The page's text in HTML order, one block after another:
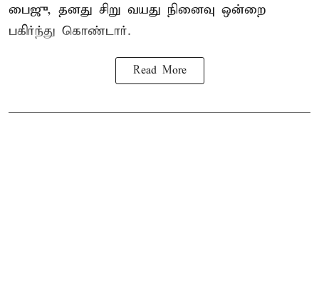
பைஜு, தனது சிறு வயது நினைவு ஒன்றை
பகிர்ந்து கொண்டார்.
Read More